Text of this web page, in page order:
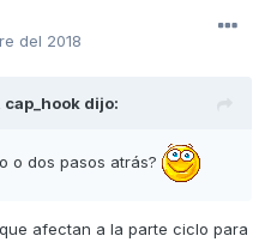
del 2018
cap_hook dijo:
o dos pasos atrás?
afectan a la parte ciclo para